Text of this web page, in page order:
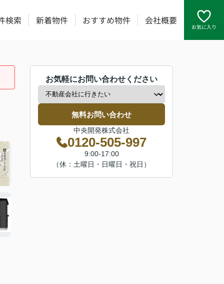
検索 新着物件 おすすめ物件 会社概要
お気に入り
お気軽にお問い合わせください
無料お問い合わせ
中央開発株式会社
0120-505-997
9:00-17:00
（休：土曜日・日曜日・祝日）